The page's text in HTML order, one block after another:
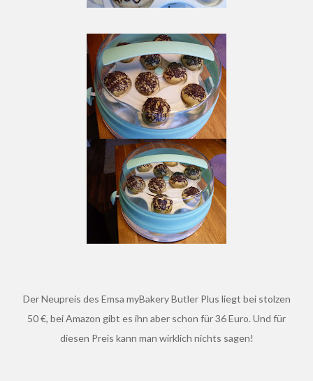
Der Neupreis des Emsa myBakery Butler Plus liegt bei stolzen
50 €, bei Amazon gibt es ihn aber schon für 36 Euro. Und für
diesen Preis kann man wirklich nichts sagen!